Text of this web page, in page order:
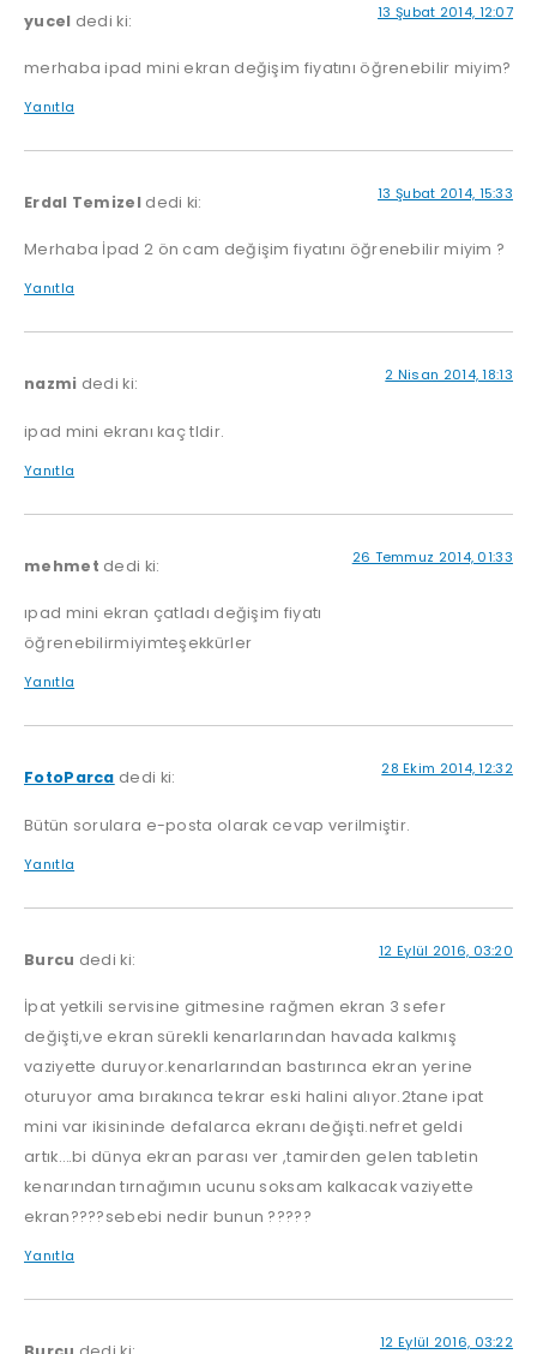
yucel dedi ki: 13 Şubat 2014, 12:07
merhaba ipad mini ekran değişim fiyatını öğrenebilir miyim?
Yanıtla
Erdal Temizel dedi ki: 13 Şubat 2014, 15:33
Merhaba İpad 2 ön cam değişim fiyatını öğrenebilir miyim ?
Yanıtla
nazmi dedi ki: 2 Nisan 2014, 18:13
ipad mini ekranı kaç tldir.
Yanıtla
mehmet dedi ki: 26 Temmuz 2014, 01:33
ıpad mini ekran çatladı değişim fiyatı
öğrenebilirmiyimteşekkürler
Yanıtla
FotoParca dedi ki: 28 Ekim 2014, 12:32
Bütün sorulara e-posta olarak cevap verilmiştir.
Yanıtla
Burcu dedi ki: 12 Eylül 2016, 03:20
İpat yetkili servisine gitmesine rağmen ekran 3 sefer
değişti,ve ekran sürekli kenarlarından havada kalkmış
vaziyette duruyor.kenarlarından bastırınca ekran yerine
oturuyor ama bırakınca tekrar eski halini alıyor.2tane ipat
mini var ikisininde defalarca ekranı değişti.nefret geldi
artık….bi dünya ekran parası ver ,tamirden gelen tabletin
kenarından tırnağımın ucunu soksam kalkacak vaziyette
ekran????sebebi nedir bunun ?????
Yanıtla
12 Eylül 2016, 03:22